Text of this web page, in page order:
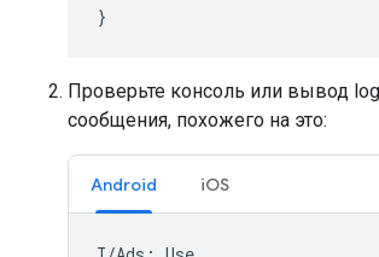
}
Проверьте консоль или вывод
сообщения, похожего на это:
Android iOS